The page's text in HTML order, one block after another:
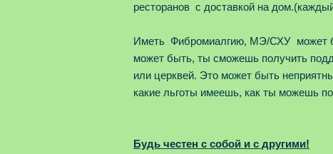
ресторанов с доставкой на
Иметь Фибромиалгию, МЭ/СХУ может
может быть, ты сможешь получить
или церквей. Это может быть
какие льготы имеешь, как ты можешь
Будь честен с собой и с другими!